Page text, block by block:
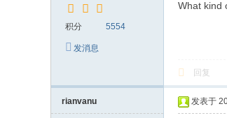
积分 5554
发消息
What kind
回复
rianvanu 发表于